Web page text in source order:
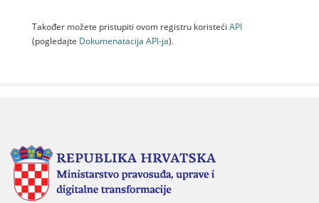
Također možete pristupiti ovom registru koristeći API
(pogledajte Dokumenаtаcijа API-jа).